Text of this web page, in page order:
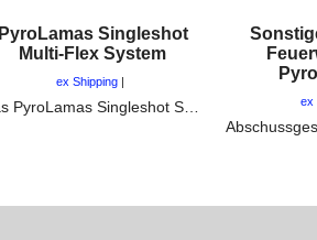
PyroLamas Singleshot
Multi-Flex System
ex Shipping
ex